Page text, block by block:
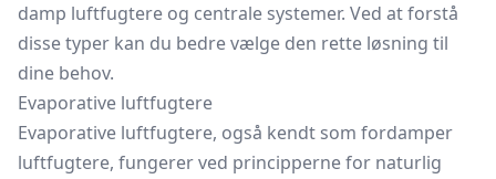
damp luftfugtere og centrale systemer. Ved at forstå
disse typer kan du bedre vælge den rette løsning til
dine behov.
Evaporative luftfugtere
Evaporative luftfugtere, også kendt som fordamper
luftfugtere, fungerer ved principperne for naturlig